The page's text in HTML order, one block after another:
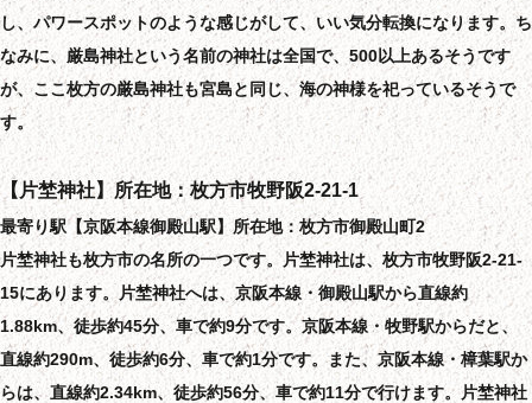
し、パワースポットのような感じがして、いい気分転換になります。ち
なみに、厳島神社という名前の神社は全国で、500以上あるそうです
が、ここ枚方の厳島神社も宮島と同じ、海の神様を祀っているそうで
す。
【片埜神社】所在地：枚方市牧野阪2-21-1
最寄り駅【京阪本線御殿山駅】所在地：枚方市御殿山町2
片埜神社も枚方市の名所の一つです。片埜神社は、枚方市牧野阪2-21-
15にあります。片埜神社へは、京阪本線・御殿山駅から直線約
1.88km、徒歩約45分、車で約9分です。京阪本線・牧野駅からだと、
直線約290m、徒歩約6分、車で約1分です。また、京阪本線・樟葉駅か
らは、直線約2.34km、徒歩約56分、車で約11分で行けます。片埜神社